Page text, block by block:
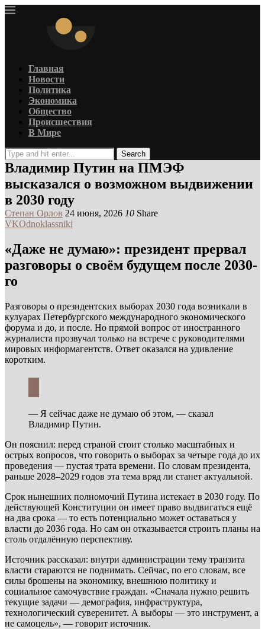
Главная
Новости
Политика
Экономика
Общество
Происшествия
В Мире
Search
Владимир Путин на ПМЭФ
высказался о возможном выдвижении
в 2030 году
Степан Орлов 24 июня, 2026 10 Share
VKOdnoklassniki
«Даже не думаю»: президент прервал
разговоры о своём будущем после 2030-
го
Разговоры о президентских выборах 2030 года возникали в
кулуарах Петербургского международного экономического
форума и до, и после. Но прямой вопрос от иностранного
журналиста прозвучал только на встрече с руководителями
мировых информагентств. Ответ оказался на удивление
коротким.
— Я сейчас даже не думаю об этом, — сказал
Владимир Путин.
Он пояснил: перед страной стоит столько масштабных и
острых вопросов, что говорить о выборах за четыре года до их
проведения — пустая трата времени. По словам президента,
раньше 2028–2029 годов эта тема вряд ли станет актуальной.
Срок нынешних полномочий Путина истекает в 2030 году. По
действующей Конституции он имеет право выдвигаться ещё
на два срока — то есть потенциально может оставаться у
власти до 2036 года. Но сам он отказывается строить планы на
столь отдалённую перспективу.
Источник рассказал: внутри администрации тему транзита
власти стараются не поднимать. Сейчас, по его словам, все
силы брошены на экономику, внешнюю политику и
социальное самочувствие граждан. «Сначала нужно решить
текущие задачи — демография, инфраструктура,
технологический суверенитет. А выборы — это инструмент, а
не самоцель», — говорит источник.